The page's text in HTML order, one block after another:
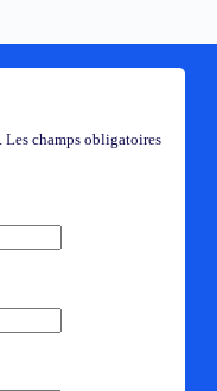
Les champs obligatoires